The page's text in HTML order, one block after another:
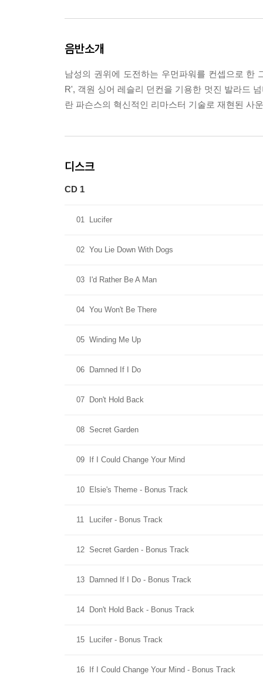
음반소개
남성의 권위에 도전하는 우먼파워를 컨셉으로 한
R', 객원 싱어 레슬리 던컨을 기용한 멋진 발라드
란 파슨스의 혁신적인 리마스터 기술로 재현된 사
디스크
CD 1
01 Lucifer
02 You Lie Down With Dogs
03 I'd Rather Be A Man
04 You Won't Be There
05 Winding Me Up
06 Damned If I Do
07 Don't Hold Back
08 Secret Garden
09 If I Could Change Your Mind
10 Elsie's Theme - Bonus Track
11 Lucifer - Bonus Track
12 Secret Garden - Bonus Track
13 Damned If I Do - Bonus Track
14 Don't Hold Back - Bonus Track
15 Lucifer - Bonus Track
16 If I Could Change Your Mind - Bonus Track